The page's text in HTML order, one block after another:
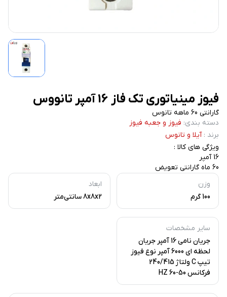
فیوز مینیاتوری تک فاز 16 آمپر تانووس
وزن
100 گرم
ابعاد
8x8x2 سانتی‌متر
سایر مشخصات
جریان نامی 16 آمپر جریان
لحظه ای 6000 آمپر نوع فیوز
تیپ C ولتاژ 240/415
فرکانس 50-60 HZ
گارانتی 60 ماهه تانوس
دسته بندی: فیوز و جعبه فیوز
برند :آیلا و تانوس
ویژگی های کالا :
16 آمپر
60 ماه گارانتی تعویض